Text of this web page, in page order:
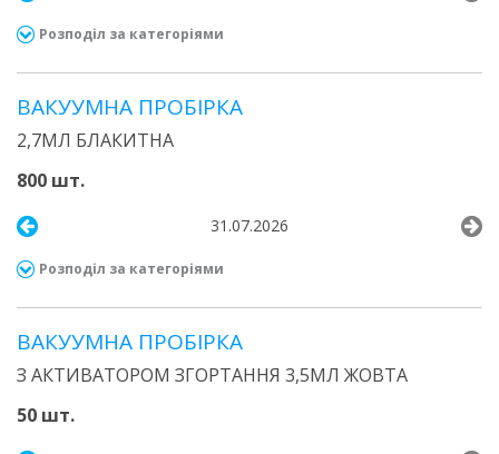
Розподіл за категоріями
ВАКУУМНА ПРОБІРКА
2,7МЛ БЛАКИТНА
800 шт.
31.07.2026
Розподіл за категоріями
ВАКУУМНА ПРОБІРКА
З АКТИВАТОРОМ ЗГОРТАННЯ 3,5МЛ ЖОВТА
50 шт.